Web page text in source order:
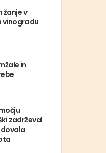
žanje v
vinogradu
in
zadrževal